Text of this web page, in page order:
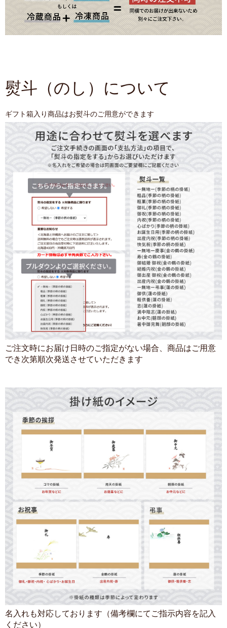
熨斗（のし）について
ギフト箱入り商品はお熨斗のご用意ができます
ご注文時にお届け日時のご指定がない場合、商品はご用意
でき次第順次発送させていただきます
名入れも対応しております（備考欄にてご指示内容を記入
ください）